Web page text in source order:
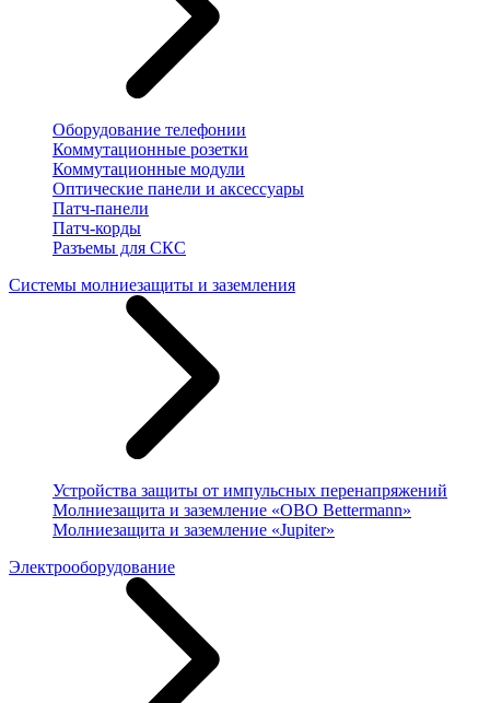
Оборудование телефонии
Коммутационные розетки
Коммутационные модули
Оптические панели и аксессуары
Патч-панели
Патч-корды
Разъемы для СКС
Системы молниезащиты и заземления
Устройства защиты от импульсных перенапряжений
Молниезащита и заземление «OBO Bettermann»
Молниезащита и заземление «Jupiter»
Электрооборудование